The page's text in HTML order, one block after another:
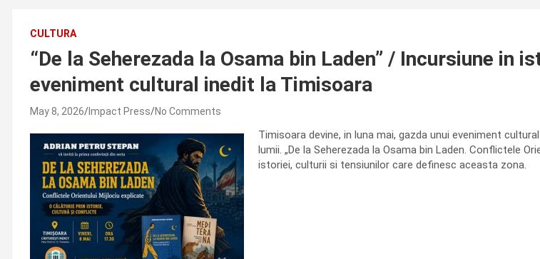
CULTURA
“De la Seherezada la Osama bin Laden” / Incursiune
eveniment cultural inedit la Timisoara
May 8, 2026 Impact Press No Comments
Timisoara devine, in luna mai, gazda unui eveniment
lumii. „De la Seherezada la Osama bin Laden. Conflictele
istoriei, culturii si tensiunilor care definesc aceasta zona.